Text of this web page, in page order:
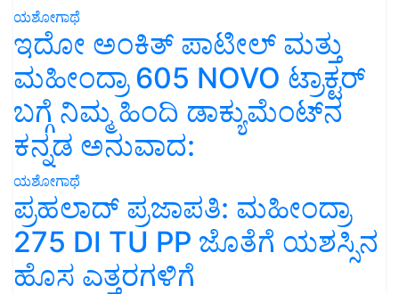
ಯಶೋಗಾಥೆ
ಇದೋ ಅಂಕಿತ್ ಪಾಟೀಲ್ ಮತ್ತು
ಮಹೀಂದ್ರಾ 605 NOVO ಟ್ರಾಕ್ಟರ್
ಬಗ್ಗೆ ನಿಮ್ಮ ಹಿಂದಿ ಡಾಕ್ಯುಮೆಂಟ್‌ನ
ಕನ್ನಡ ಅನುವಾದ:
ಯಶೋಗಾಥೆ
ಪ್ರಹಲಾದ್ ಪ್ರಜಾಪತಿ: ಮಹೀಂದ್ರಾ
275 DI TU PP ಜೊತೆಗೆ ಯಶಸ್ಸಿನ
ಹೊಸ ಎತ್ತರಗಳಿಗೆ